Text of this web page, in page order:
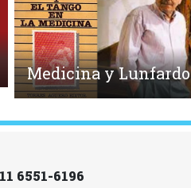
Medicina y Lunfardo
6551-6196